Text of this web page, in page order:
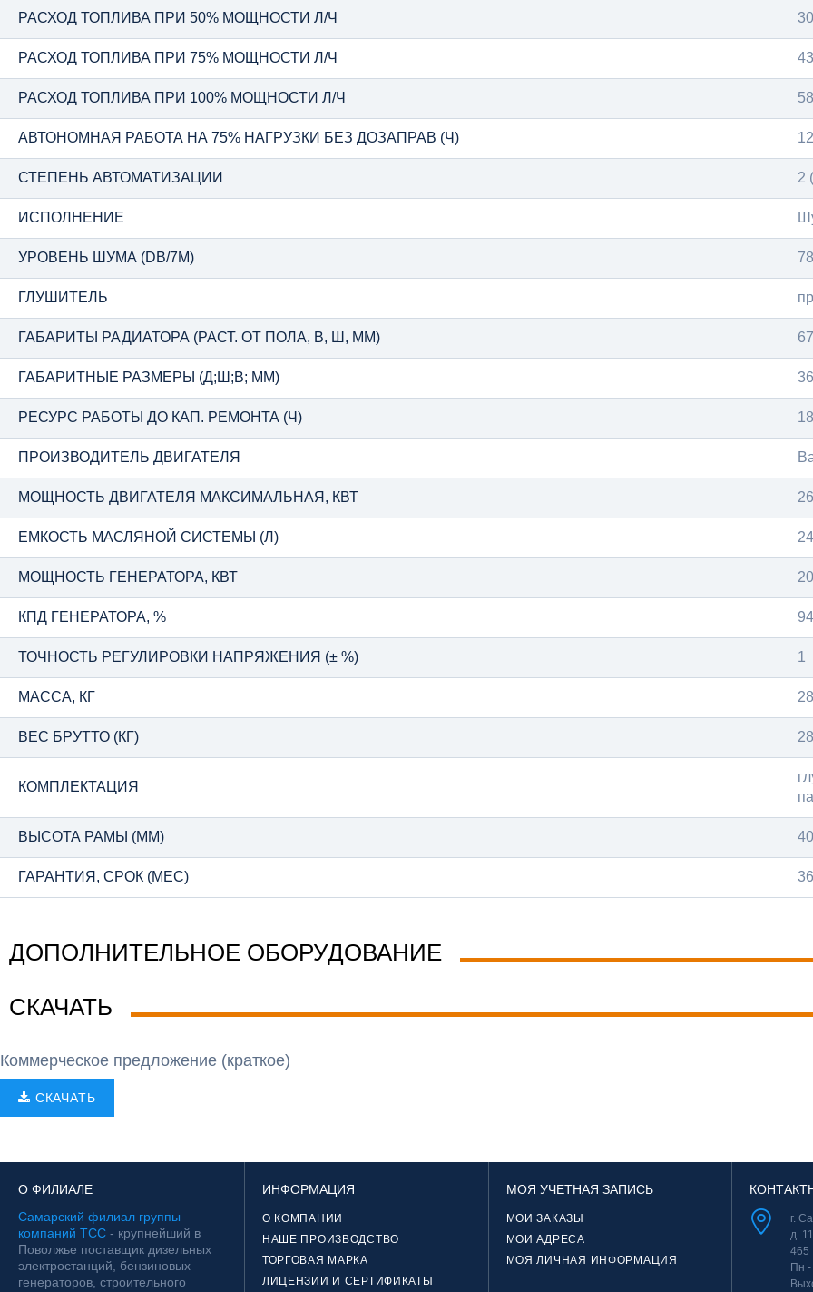
РАСХОД ТОПЛИВА ПРИ 50% МОЩНОСТИ Л/Ч 30
РАСХОД ТОПЛИВА ПРИ 75% МОЩНОСТИ Л/Ч
РАСХОД ТОПЛИВА ПРИ 100% МОЩНОСТИ Л/Ч
АВТОНОМНАЯ РАБОТА НА 75% НАГРУЗКИ БЕЗ ДОЗАПРАВ (Ч)
СТЕПЕНЬ АВТОМАТИЗАЦИИ 2
ИСПОЛНЕНИЕ
УРОВЕНЬ ШУМА (DB/7М) 78
ГЛУШИТЕЛЬ
ГАБАРИТЫ РАДИАТОРА (РАСТ. ОТ ПОЛА, В, Ш, ММ)
ГАБАРИТНЫЕ РАЗМЕРЫ (Д;Ш;В; ММ)
РЕСУРС РАБОТЫ ДО КАП. РЕМОНТА (Ч)
ПРОИЗВОДИТЕЛЬ ДВИГАТЕЛЯ
МОЩНОСТЬ ДВИГАТЕЛЯ МАКСИМАЛЬНАЯ, КВТ
ЕМКОСТЬ МАСЛЯНОЙ СИСТЕМЫ (Л) 24
МОЩНОСТЬ ГЕНЕРАТОРА, КВТ
КПД ГЕНЕРАТОРА, % 94
ТОЧНОСТЬ РЕГУЛИРОВКИ НАПРЯЖЕНИЯ (± %) 1
МАССА, КГ
ВЕС БРУТТО (КГ)
КОМПЛЕКТАЦИЯ
ВЫСОТА РАМЫ (ММ)
ГАРАНТИЯ, СРОК (МЕС)
ДОПОЛНИТЕЛЬНОЕ ОБОРУДОВАНИЕ
СКАЧАТЬ
Коммерческое предложение (краткое)
СКАЧАТЬ
О ФИЛИАЛЕ
Самарский филиал группы
компаний ТСС - крупнейший в
Поволжье поставщик дизельных
электростанций, бензиновых
генераторов, строительного
ИНФОРМАЦИЯ
О КОМПАНИИ
НАШЕ ПРОИЗВОДСТВО
ТОРГОВАЯ МАРКА
ЛИЦЕНЗИИ И СЕРТИФИКАТЫ
МОЯ УЧЕТНАЯ ЗАПИСЬ
МОИ ЗАКАЗЫ
МОИ АДРЕСА
МОЯ ЛИЧНАЯ ИНФОРМАЦИЯ
г.
д.
465
Пн